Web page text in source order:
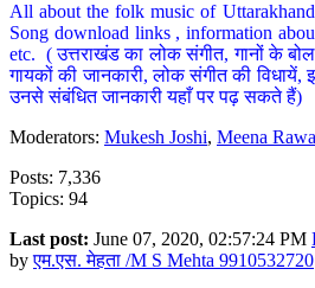
All about the folk music of
Song download links , information
etc. ( उत्तराखंड का लोक संगीत, गानों के
गायकों की जानकारी, लोक संगीत की विधायें,
उनसे संबंधित जानकारी यहाँ पर पढ़ सकते हैं)
Moderators: Mukesh Joshi, Meena
Posts: 7,336
Topics: 94
Last post: June 07, 2020, 02:57:24 PM
byएम.एस. मेहता /M S Mehta 9910532720